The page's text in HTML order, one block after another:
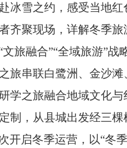
冰雪之约， 感受当地红
齐聚现场， 详解冬季旅
旅融合”“全域旅游”战
旅串联白鹭洲、 金沙滩
学之旅融合地域文化与
制， 从县城出发经三棵
开启冬季运营， 以“冬